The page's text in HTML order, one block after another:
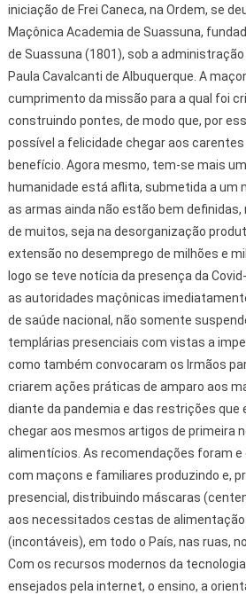
iniciação de Frei Caneca, na Ordem, se
Maçônica Academia de Suassuna,
de Suassuna (1801), sob a
Paula Cavalcanti de Albuquerque. A
cumprimento da missão para a qual foi
construindo pontes, de modo que, por
possível a felicidade chegar aos
benefício. Agora mesmo, tem-se mais
humanidade está aflita, submetida a um
as armas ainda não estão bem
de muitos, seja na desorganização
extensão no desemprego de milhões e
logo se teve notícia da presença da
as autoridades maçônicas
de saúde nacional, não somente
templárias presenciais com vistas a
como também convocaram os Irmãos
criarem ações práticas de amparo aos
diante da pandemia e das restrições que
chegar aos mesmos artigos de primeira
alimentícios. As recomendações foram
com maçons e familiares produzindo e,
presencial, distribuindo máscaras
aos necessitados cestas de alimentação
(incontáveis), em todo o País, nas ruas,
Com os recursos modernos da
ensejados pela internet, o ensino, a